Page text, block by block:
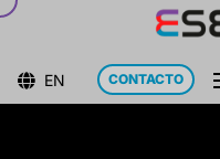
 EN CONTACTO